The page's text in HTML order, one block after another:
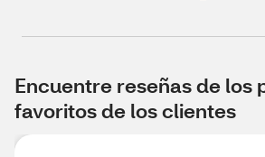
Encuentre reseñas de los
favoritos de los clientes